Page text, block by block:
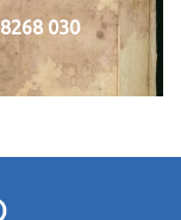
8268 030